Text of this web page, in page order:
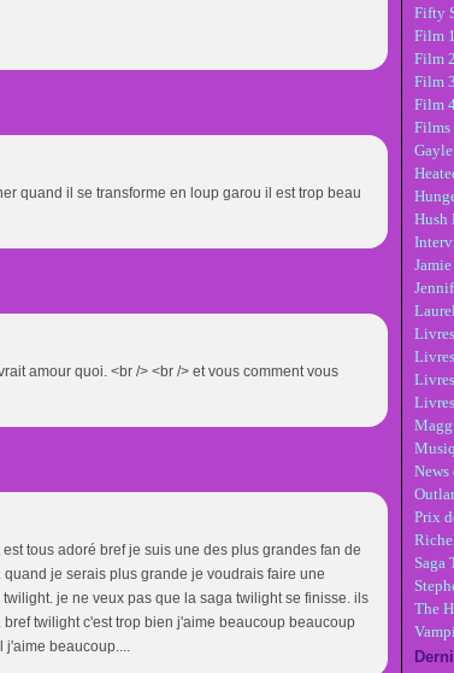
quand il se transforme en loup garou il est trop beau
amour quoi. <br /> <br /> et vous comment vous
tous adoré bref je suis une des plus grandes fan de
je serais plus grande je voudrais faire une
je ne veux pas que la saga twilight se finisse. ils
twilight c'est trop bien j'aime beaucoup beaucoup
j'aime beaucoup....
Fifty
Film
Film
Film
Film
Films
Hush
Livres
News
Prix
Saga
The